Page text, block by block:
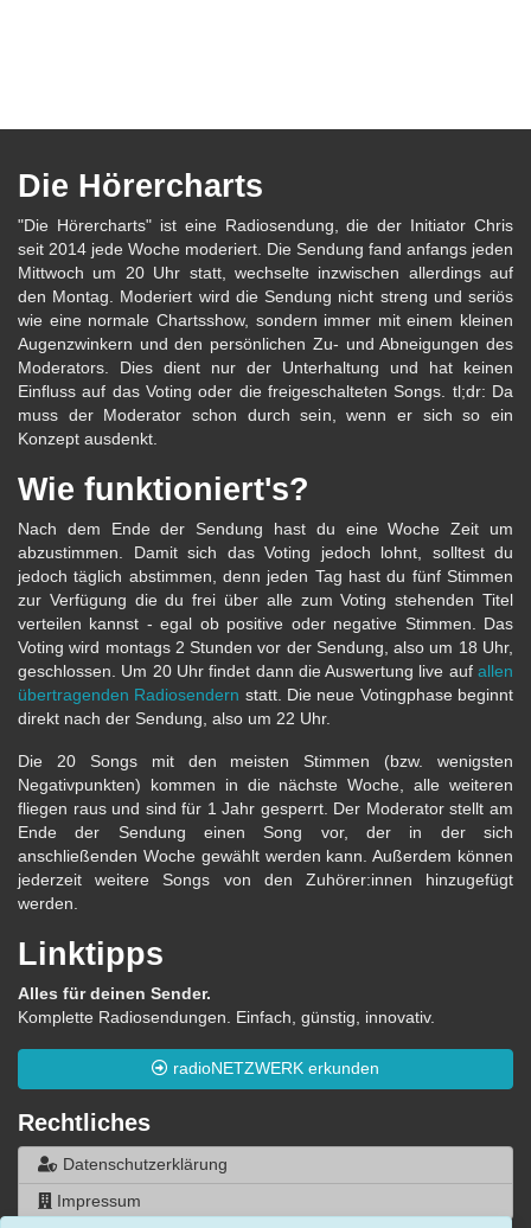
Die Hörercharts
"Die Hörercharts" ist eine Radiosendung, die der Initiator Chris
seit 2014 jede Woche moderiert. Die Sendung fand anfangs jeden
Mittwoch um 20 Uhr statt, wechselte inzwischen allerdings auf
den Montag. Moderiert wird die Sendung nicht streng und seriös
wie eine normale Chartsshow, sondern immer mit einem kleinen
Augenzwinkern und den persönlichen Zu- und Abneigungen des
Moderators. Dies dient nur der Unterhaltung und hat keinen
Einfluss auf das Voting oder die freigeschalteten Songs. tl;dr: Da
muss der Moderator schon durch sein, wenn er sich so ein
Konzept ausdenkt.
Wie funktioniert's?
Nach dem Ende der Sendung hast du eine Woche Zeit um
abzustimmen. Damit sich das Voting jedoch lohnt, solltest du
jedoch täglich abstimmen, denn jeden Tag hast du fünf Stimmen
zur Verfügung die du frei über alle zum Voting stehenden Titel
verteilen kannst - egal ob positive oder negative Stimmen. Das
Voting wird montags 2 Stunden vor der Sendung, also um 18 Uhr,
geschlossen. Um 20 Uhr findet dann die Auswertung live auf allen
übertragenden Radiosendern statt. Die neue Votingphase beginnt
direkt nach der Sendung, also um 22 Uhr.
Die 20 Songs mit den meisten Stimmen (bzw. wenigsten
Negativpunkten) kommen in die nächste Woche, alle weiteren
fliegen raus und sind für 1 Jahr gesperrt. Der Moderator stellt am
Ende der Sendung einen Song vor, der in der sich
anschließenden Woche gewählt werden kann. Außerdem können
jederzeit weitere Songs von den Zuhörer:innen hinzugefügt
werden.
Linktipps
Alles für deinen Sender.
Komplette Radiosendungen. Einfach, günstig, innovativ.
radioNETZWERK erkunden
Rechtliches
Datenschutzerklärung
Impressum